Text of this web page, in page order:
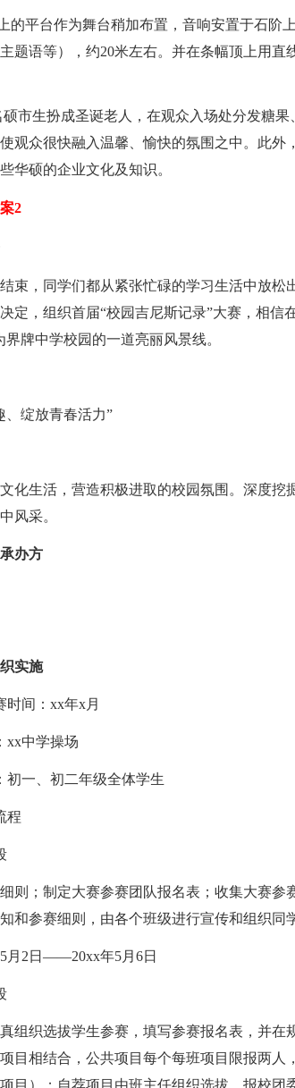
的平台作为舞台稍加布置，音响安置于石阶
题语等），约20米左右。并在条幅顶上用直
硕市生扮成圣诞老人，在观众入场处分发糖
观众很快融入温馨、愉快的氛围之中。此外
华硕的企业文化及知识。
2
束，同学们都从紧张忙碌的学习生活中放松
定，组织首届“校园吉尼斯记录”大赛，相信
牌中学校园的一道亮丽风景线。
、绽放青春活力”
化生活，营造积极进取的校园氛围。深度挖
风采。
办方
实施
时间：xx年x月
xx中学操场
初一、初二年级全体学生
程
则；制定大赛参赛团队报名表；收集大赛参
和参赛细则，由各个班级进行宣传和组织同
月2日——20xx年5月6日
组织选拔学生参赛，填写参赛报名表，并在
目相结合，公共项目每个每班项目限报两人
项目）；自荐项目由班主任组织选拔，报校团